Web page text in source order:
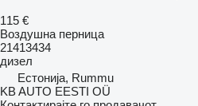
115 €
Воздушна перница
21413434
дизел
Естонија, Rummu
KB AUTO EESTI OÜ